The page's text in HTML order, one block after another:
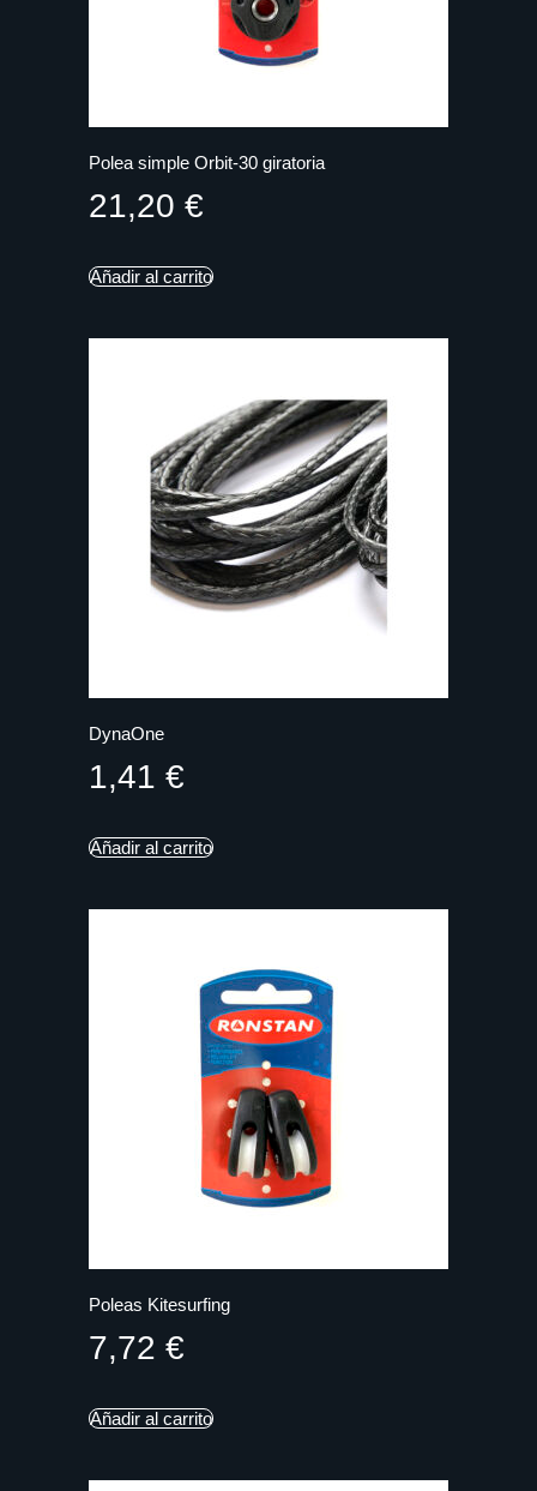
Polea simple Orbit-30 giratoria
21,20 €
Añadir al carrito
DynaOne
1,41 €
Añadir al carrito
Poleas Kitesurfing
7,72 €
Añadir al carrito